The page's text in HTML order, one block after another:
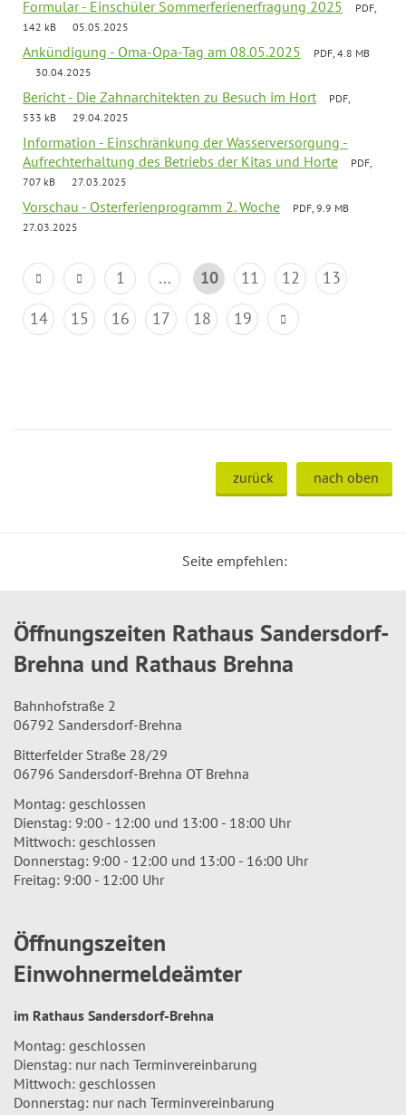
Formular - Einschüler Sommerferienerfragung 2025
PDF,
142 kB
05.05.2025
Ankündigung - Oma-Opa-Tag am 08.05.2025
PDF, 4.8 MB
30.04.2025
Bericht - Die Zahnarchitekten zu Besuch im Hort
PDF,
533 kB
29.04.2025
Information - Einschränkung der Wasserversorgung -
Aufrechterhaltung des Betriebs der Kitas und Horte
PDF,
707 kB
27.03.2025
Vorschau - Osterferienprogramm 2. Woche
PDF, 9.9 MB
27.03.2025
1 ... 10 11 12
13
14
15 16 17 18 19
zurück nach oben
Seite empfehlen:
Öffnungszeiten Rathaus Sandersdorf-
Brehna und Rathaus Brehna
Bahnhofstraße 2
06792 Sandersdorf-Brehna
Bitterfelder Straße 28/29
06796 Sandersdorf-Brehna OT Brehna
Montag: geschlossen
Dienstag: 9:00 - 12:00 und 13:00 - 18:00 Uhr
Mittwoch: geschlossen
Donnerstag: 9:00 - 12:00 und 13:00 - 16:00 Uhr
Freitag: 9:00 - 12:00 Uhr
Öffnungszeiten
Einwohnermeldeämter
im Rathaus Sandersdorf-Brehna
Montag: geschlossen
Dienstag: nur nach Terminvereinbarung
Mittwoch: geschlossen
Donnerstag: nur nach Terminvereinbarung